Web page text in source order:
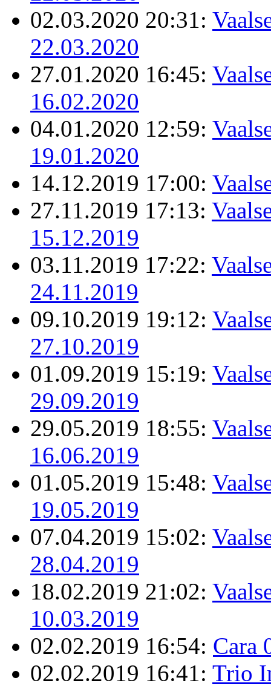
02.03.2020 20:31:
22.03.2020
27.01.2020 16:45:
16.02.2020
04.01.2020 12:59:
19.01.2020
14.12.2019 17:00:
27.11.2019 17:13:
15.12.2019
03.11.2019 17:22:
24.11.2019
09.10.2019 19:12:
27.10.2019
01.09.2019 15:19:
29.09.2019
29.05.2019 18:55:
16.06.2019
01.05.2019 15:48:
19.05.2019
07.04.2019 15:02:
28.04.2019
18.02.2019 21:02:
10.03.2019
02.02.2019 16:54: Cara
02.02.2019 16:41: Trio